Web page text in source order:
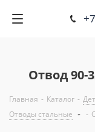
Отвод 90-
Главная - Каталог -
Отводы стальные
-